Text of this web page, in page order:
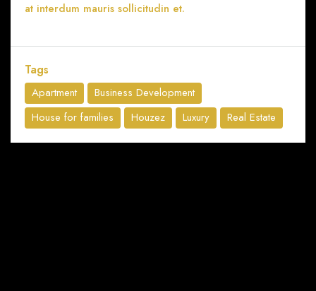
at interdum mauris sollicitudin et.
Tags
Apartment
Business Development
House for families
Houzez Luxury Real Estate